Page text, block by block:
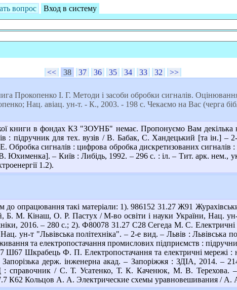
вопрос
Вход в систему
<< 38 37 36 35 34 33 32
>>
Прокопенко І. Г. Методи і засоби обробки сигналів.
Нац. авіац. ун-т. - К., 2003. - 198 c. Чекаємо на Вас (черга
книги в фондах КЗ "ЗОУНБ" немає. Пропонуємо Вам декілька
: підручник для тех. вузів / В. Бабак, С. Хандецький [та ін.] –
сигналів : цифрова обробка дискретизованих сигналів
– Київ : Либідь, 1992. – 296 с. : іл. – Тит. арк. нем.,
1.2).
опрацювання такі матеріали: 1). 986152 31.27 Ж91
М. Кінаш, О. Р. Пастух / М-во освіти і науки України, Нац. ун-
2016. – 280 с.; 2). Ф80078 31.27 С28 Сегеда М. С. Електричні
ун-т "Львівська політехніка". – 2-е вид. – Львів : Львівська
та електропостачання промислових підприємств :
Ш67 Шкрабець Ф. П. Електропостачання та електричні мережі
держ. інженерна акад. – Запоріжжя : ЗДІА, 2014. –
: справочник / С. Т. Усатенко, Т. К. Каченюк, М. В. Терехова.
К62 Кольцов А. А. Электрические схемы уравновешивания /